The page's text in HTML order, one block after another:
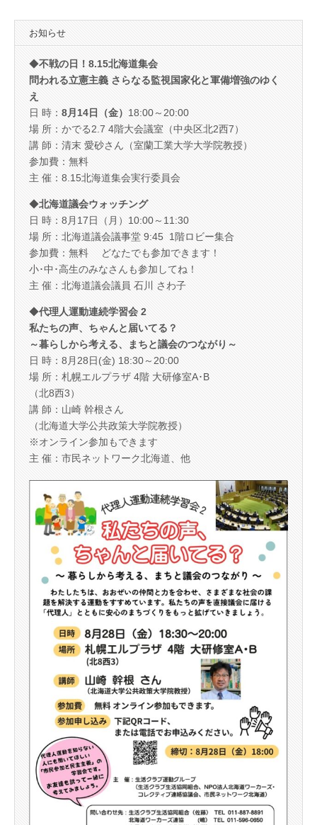
お知らせ
◆不戦の日！8.15北海道集会
問われる立憲主義 さらなる監視国家化と軍備増強のゆく
え
日 時： 8月14日（金） 18:00～20:00
場 所：かでる2.7 4階大会議室（中央区北2西7）
講 師：清末 愛砂さん（室蘭工業大学大学院教授）
参加費：無料
主 催：8.15北海道集会実行委員会
◆北海道議会ウォッチング
日 時：8月17日（月）10:00～11:30
場 所：北海道議会議事堂 9:45 1階ロビー集合
参加費：無料 どなたでも参加できます！
小･中･高生のみなさんも参加してね！
主 催：北海道議会議員 石川 さわ子
◆代理人運動連続学習会 2
私たちの声、ちゃんと届いてる？
～暮らしから考える、まちと議会のつながり～
日 時：8月28日(金) 18:30～20:00
場 所：札幌エルプラザ 4階 大研修室A･B
（北8西3）
講 師：山崎 幹根さん
（北海道大学公共政策大学院教授）
※オンライン参加もできます
主 催：市民ネットワーク北海道、他